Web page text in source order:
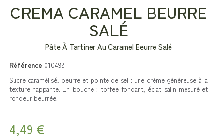
CREMA CARAMEL BEURRE
SALÉ
Pâte À Tartiner Au Caramel Beurre Salé
Référence 010492
Sucre caramélisé, beurre et pointe de sel : une crème généreuse à la
texture nappante. En bouche : toffee fondant, éclat salin mesuré et
rondeur beurrée.
4,49 €